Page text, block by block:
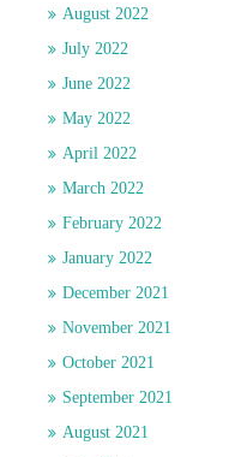
August 2022
July 2022
June 2022
May 2022
April 2022
March 2022
February 2022
January 2022
December 2021
November 2021
October 2021
September 2021
August 2021